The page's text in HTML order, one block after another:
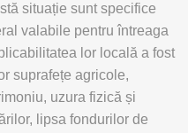
situație sunt specifice
valabile pentru întreaga
lor locală a fost
suprafețe agricole,
uzura fizică și
lipsa fondurilor de